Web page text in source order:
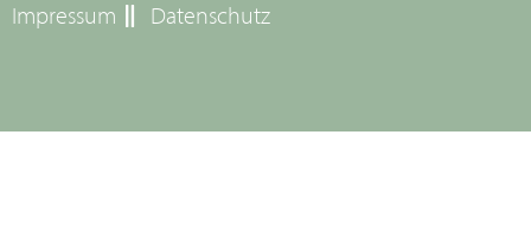
Impressum
Datenschutz